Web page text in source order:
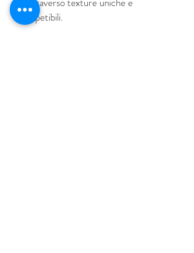
irripetibili.